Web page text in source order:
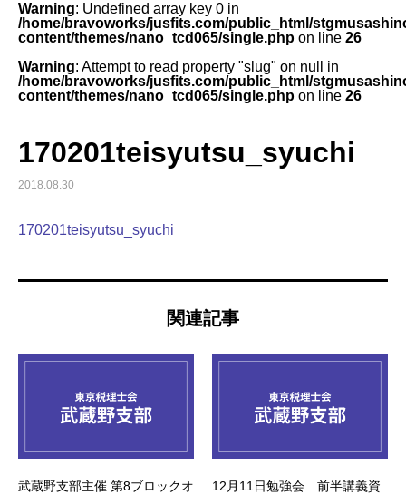
Warning: Undefined array key 0 in
/home/bravoworks/jusfits.com/public_html/
content/themes/nano_tcd065/single.php on line 26
Warning: Attempt to read property "slug" on null in
/home/bravoworks/jusfits.com/public_html/
content/themes/nano_tcd065/single.php on line 26
170201teisyutsu_syuchi
2018.08.30
170201teisyutsu_syuchi
関連記事
武蔵野支部主催 第8ブロックオ
12月11日勉強会 前半講義資